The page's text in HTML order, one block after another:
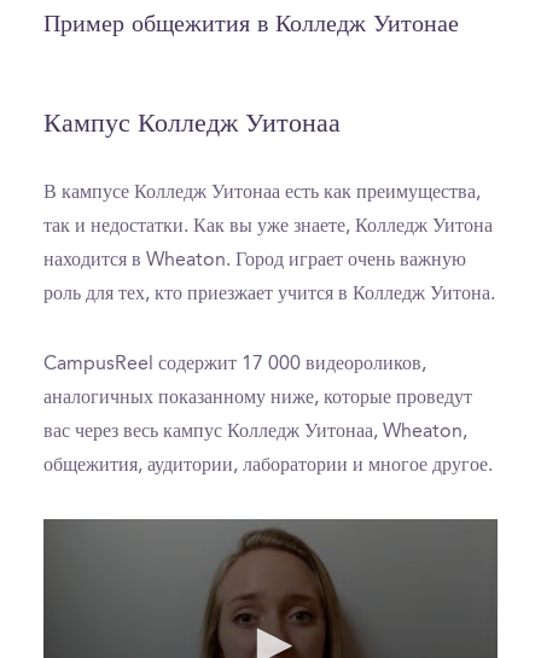
of
Пример общежития в Колледж Уитонае
Кампус Колледж Уитонаа
В кампусе Колледж Уитонаа есть как преимущества,
так и недостатки. Как вы уже знаете, Колледж Уитона
находится в Wheaton. Город играет очень важную
роль для тех, кто приезжает учится в Колледж Уитона.
CampusReel содержит 17 000 видеороликов,
аналогичных показанному ниже, которые проведут
вас через весь кампус Колледж Уитонаа, Wheaton,
общежития, аудитории, лаборатории и многое другое.